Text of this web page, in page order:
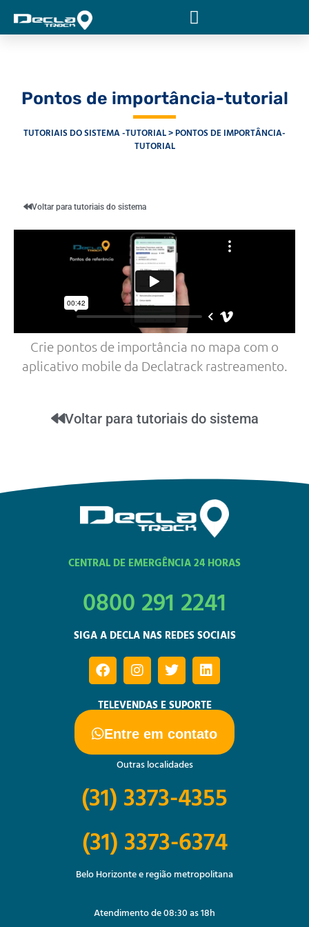
Pontos de importância-tutorial
TUTORIAIS DO SISTEMA -TUTORIAL
PONTOS DE IMPORTÂNCIA-
TUTORIAL
Voltar para tutoriais do sistema
Crie pontos de importância no mapa com o
aplicativo mobileda Declatrack rastreamento.
Voltar para tutoriais do sistema
CENTRAL DE EMERGÊNCIA 24 HORAS
0800 291 2241
SIGA A DECLA NAS REDES SOCIAIS
TELEVENDAS E SUPORTE
Entre em contato
Outras localidades
(31) 3373-4355
(31) 3373-6374
Belo Horizonte e região metropolitana
Atendimento de 08:30 as 18h